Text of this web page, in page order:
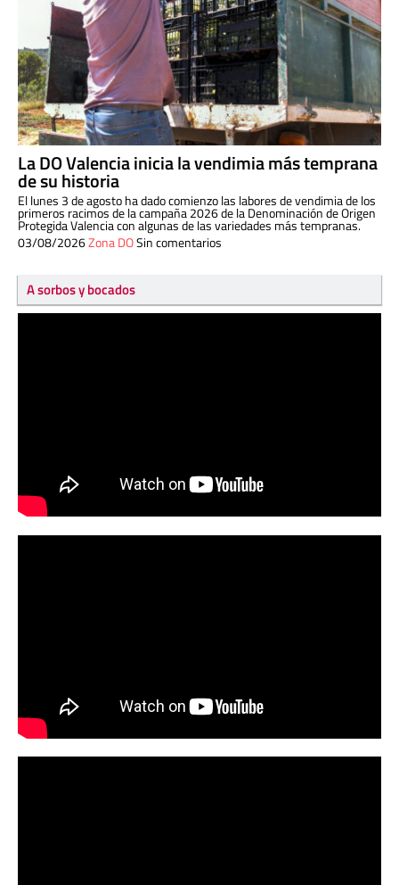
La DO Valencia inicia la vendimia más temprana
de su historia
El lunes 3 de agosto ha dado comienzo las labores de vendimia de los
primeros racimos de la campaña 2026 de la Denominación de Origen
Protegida Valencia con algunas de las variedades más tempranas.
03/08/2026Zona DOSin comentarios
A sorbos y bocados